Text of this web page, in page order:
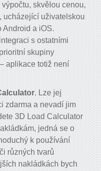
skvělou cenou,
ucházející uživatelskou
Android a iOS.
s ostatními
skupiny
aplikace totiž není
. Lze jej
zdarma a nevadí jim
3D Load Calculator
jedná se o
k používání
různých tvarů
nakládkách bych